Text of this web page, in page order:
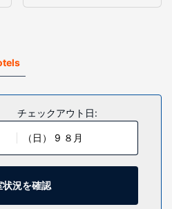
チェックアウト日:
（日） 9 ８月
状況を確認